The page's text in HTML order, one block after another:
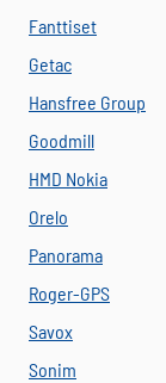
Fanttiset
Getac
Hansfree Group
Goodmill
HMD Nokia
Orelo
Panorama
Roger-GPS
Savox
Sonim